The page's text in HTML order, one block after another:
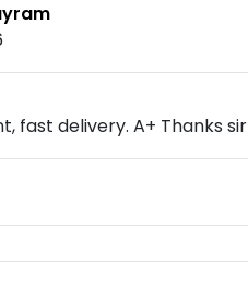
fast delivery. A+ Thanks sir